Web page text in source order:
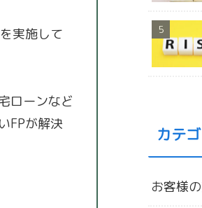
実施して
ローンなど
FPが解決
カテ
お客様